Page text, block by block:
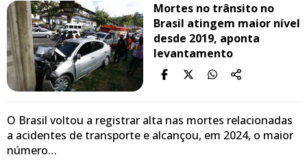
Mortes no trânsito no
Brasil atingem maior nível
desde 2019, aponta
levantamento
O Brasil voltou a registrar alta nas mortes relacionadas
a acidentes de transporte e alcançou, em 2024, o maior
número…